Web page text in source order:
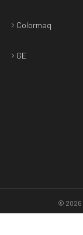
Colormaq
GE
© 2026